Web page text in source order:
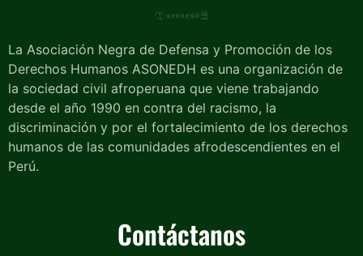
La Asociación Negra de Defensa y Promoción de los
Derechos Humanos ASONEDH es una organización de
la sociedad civil afroperuana que viene trabajando
desde el año 1990 en contra del racismo, la
discriminación y por el fortalecimiento de los derechos
humanos de las comunidades afrodescendientes en el
Perú.
Contáctanos